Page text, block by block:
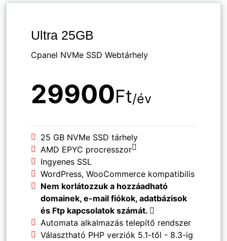
Ultra 25GB
Cpanel NVMe SSD Webtárhely
29900Ft/év
25 GB NVMe SSD tárhely
AMD EPYC procresszor
Ingyenes SSL
WordPress, WooCommerce kompatibilis
Nem korlátozzuk a hozzáadható
domainek, e-mail fiókok, adatbázisok
és Ftp kapcsolatok számát.
Automata alkalmazás telepítő rendszer
Választható PHP verziók 5.1-től - 8.3-ig